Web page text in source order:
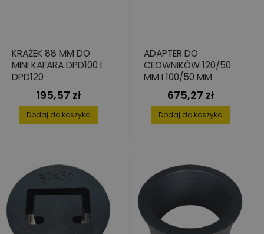
KRĄŻEK 88 MM DO
MINI KAFARA DPD100 I
DPD120
Cena
195,57 zł
Dodaj do koszyka
ADAPTER DO
CEOWNIKÓW 120/50
MM I 100/50 MM
Cena
675,27 zł
Dodaj do koszyka